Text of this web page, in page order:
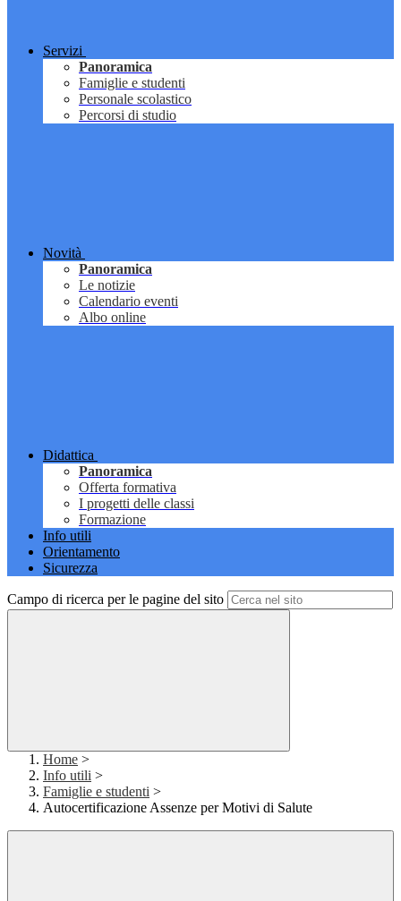
Servizi
Panoramica
Famiglie e studenti
Personale scolastico
Percorsi di studio
Novità
Panoramica
Le notizie
Calendario eventi
Albo online
Didattica
Panoramica
Offerta formativa
I progetti delle classi
Formazione
Info utili
Orientamento
Sicurezza
Campo di ricerca per le pagine del sito
Home >
Info utili >
Famiglie e studenti >
Autocertificazione Assenze per Motivi di Salute